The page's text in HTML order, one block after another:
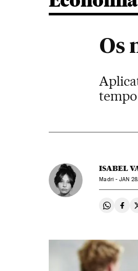
Os
tempo
ISABEL
Madri -JAN